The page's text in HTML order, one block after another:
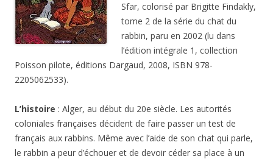
Sfar, colorisé par Brigitte Findakly,
tome 2 de la série du chat du
rabbin, paru en 2002 (lu dans
l’édition intégrale 1, collection
Poisson pilote, éditions Dargaud, 2008, ISBN 978-
2205062533).
L’histoire : Alger, au début du 20e siècle. Les autorités
coloniales françaises décident de faire passer un test de
français aux rabbins. Même avec l’aide de son chat qui parle,
le rabbin a peur d’échouer et de devoir céder sa place à un